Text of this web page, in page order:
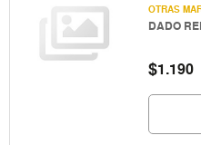
OTRAS
DADO
$1.190